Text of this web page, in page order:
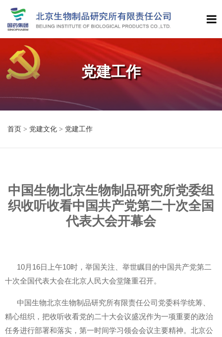
党建工作
首页 > 党建文化 > 党建工作
中国生物北京生物制品研究所党委组
织收听收看中国共产党第二十次全国
代表大会开幕会
10月16日上午10时，举国关注、举世瞩目的中国共产党第二
十次全国代表大会在北京人民大会堂隆重召开。
中国生物北京生物制品研究所有限责任公司党委科学统筹、
精心组织，把收听收看党的二十大会议盛况作为一项重要的政治
任务进行部署和落实，第一时间学习领会会议主要精神。北京公